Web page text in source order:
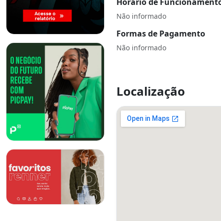
Não informado
Formas de Pagamento
Não informado
Localização